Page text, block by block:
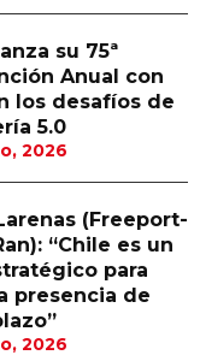
su 75ª
Anual con
los desafíos de
5.0
2026
(Freeport-
“Chile es un
para
presencia de
2026